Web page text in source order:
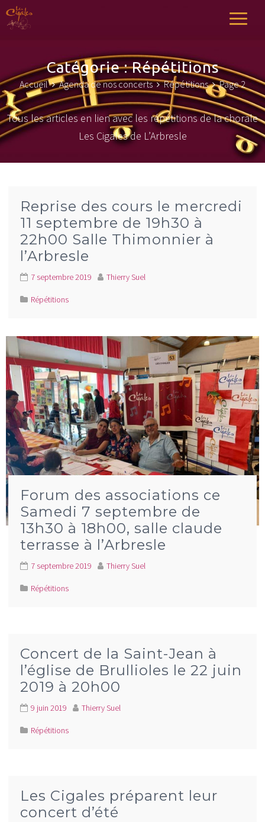
Les Cigales
Catégorie :Répétitions
Accueil Agenda de nos concerts Répétitions Page 2
Tous les articles en lien avec les répétitions de la chorale
Les Cigales de L’Arbresle
Reprise des cours le mercredi
11 septembre de 19h30 à
22h00 Salle Thimonnier à
l’Arbresle
7 septembre 2019 Thierry Suel
Répétitions
Forum des associations ce
Samedi 7 septembre de
13h30 à 18h00, salle claude
terrasse à l’Arbresle
7 septembre 2019 Thierry Suel
Répétitions
Concert de la Saint-Jean à
l’église de Brullioles le 22 juin
2019 à 20h00
9 juin 2019 Thierry Suel
Répétitions
Les Cigales préparent leur
concert d’été